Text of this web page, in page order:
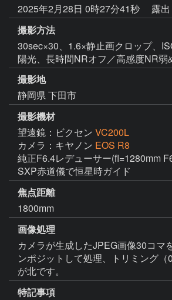
2025年2月28日 0時27分41秒
露
撮影方法
30sec×30、1.6×静止画クロップ、
陽光、長時間NRオフ／高感度NR弱
撮影地
静岡県 下田市
撮影機材
望遠鏡：ビクセン VC200L
カメラ：キヤノン EOS R8
純正F6.4レデューサー(fl=1280mm
SXP赤道儀で恒星時ガイド
焦点距離
1800mm
画像処理
カメラが生成したJPEG画像30コマ
ンポジットして処理、トリミング（
が北です。
特記事項